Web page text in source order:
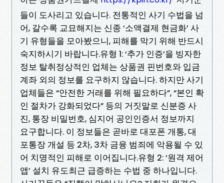
들이 도사리고 있습니다. 전통적인 사기 수법을 넘
어, 갈수록 교묘해지는 신종 ‘소액결제 현금화’ 사
기 유형들을 모아봤으니, 피해를 막기 위해 반드시
숙지하시기 바랍니다.유형 1: ‘추가 인증’을 빙자한
정보 탈취정상적인 업체는 상품권 핀번호와 입금
계좌 외의 정보를 요구하지 않습니다. 하지만 사기
업체들은 “안전한 거래를 위해 필요하다”, “본인 확
인 절차가 강화되었다” 등의 거짓말로 신분증 사
진, 통장 비밀번호, 심지어 공인인증서 정보까지
요구합니다. 이 정보들은 곧바로 대포폰 개통, 대
포통장 개설 등 2차, 3차 금융 범죄에 악용될 수 있
어 치명적인 피해로 이어집니다.유형 2: ‘원격 제어
앱’ 설치 유도최근 급증하는 수법 중 하나입니다.